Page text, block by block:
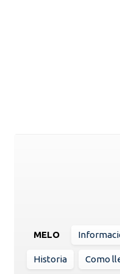
MELO
Historia Como